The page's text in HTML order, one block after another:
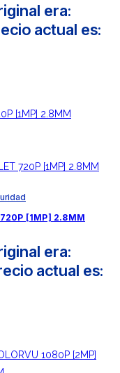
era:
actual es:
720P [1MP] 2.8MM
era:
actual es: